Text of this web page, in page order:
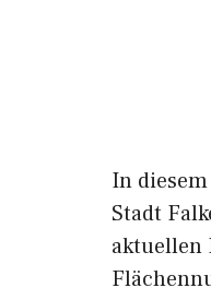
In
Stadt
aktuellen